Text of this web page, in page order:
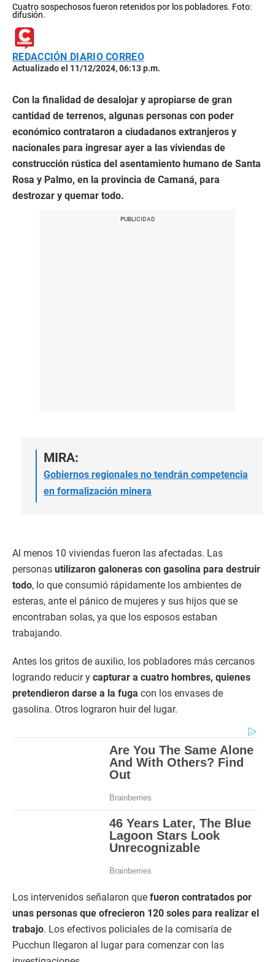
Cuatro sospechosos fueron retenidos por los pobladores. Foto:
difusión.
REDACCIÓN DIARIO CORREO
Actualizado el 11/12/2024, 06:13 p.m.
Con la finalidad de desalojar y apropiarse de gran
cantidad de terrenos, algunas personas con poder
económico contrataron a ciudadanos extranjeros y
nacionales para ingresar ayer a las viviendas de
construcción rústica del asentamiento humano de Santa
Rosa y Palmo, en la provincia de Camaná, para
destrozar y quemar todo.
MIRA:
Gobiernos regionales no tendrán competencia
en formalización minera
Al menos 10 viviendas fueron las afectadas. Las
personas utilizaron galoneras con gasolina para destruir
todo, lo que consumió rápidamente los ambientes de
esteras, ante el pánico de mujeres y sus hijos que se
encontraban solas, ya que los esposos estaban
trabajando.
Antes los gritos de auxilio, los pobladores más cercanos
logrando reducir y capturar a cuatro hombres, quienes
pretendieron darse a la fuga con los envases de
gasolina. Otros lograron huir del lugar.
Los intervenidos señalaron que fueron contratados por
unas personas que ofrecieron 120 soles para realizar el
trabajo. Los efectivos policiales de la comisaría de
Pucchun llegaron al lugar para comenzar con las